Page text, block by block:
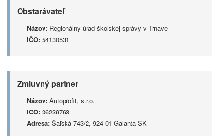
Obstarávateľ
Názov: Regionálny úrad školskej správy v Trnave
IČO: 54130531
Zmluvný partner
Názov: Autoprofit, s.r.o.
IČO: 36239763
Adresa: Šaľská 743/2, 924 01 Galanta SK